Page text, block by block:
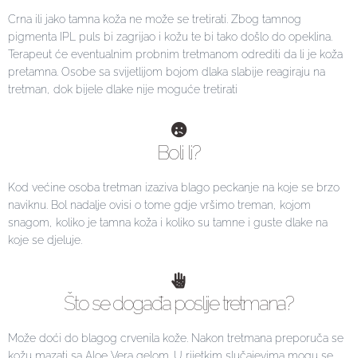
Crna ili jako tamna koža ne može se tretirati. Zbog tamnog
pigmenta IPL puls bi zagrijao i kožu te bi tako došlo do opeklina.
Terapeut će eventualnim probnim tretmanom odrediti da li je koža
pretamna. Osobe sa svijetlijom bojom dlaka slabije reagiraju na
tretman, dok bijele dlake nije moguće tretirati
Boli li?
Kod većine osoba tretman izaziva blago peckanje na koje se brzo
naviknu. Bol nadalje ovisi o tome gdje vršimo treman, kojom
snagom, koliko je tamna koža i koliko su tamne i guste dlake na
koje se djeluje.
Što se događa poslije tretmana?
Može doći do blagog crvenila kože. Nakon tretmana preporuča se